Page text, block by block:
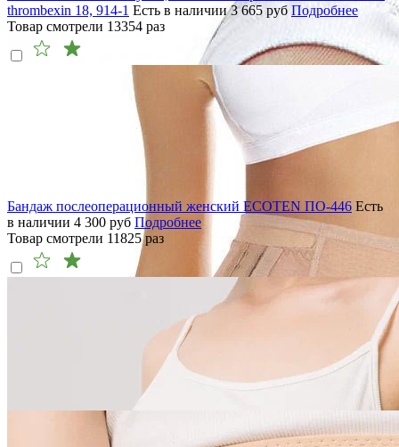
thrombexin 18, 914-1 Есть в наличии 3 665 руб Подробнее
Товар смотрели 13354 раз
Бандаж послеоперационный женский ECOTEN ПО-446 Есть
в наличии 4 300 руб Подробнее
Товар смотрели 11825раз